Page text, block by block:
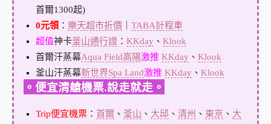
首爾1300起)
0元領： 樂天超市折價
TABA計程車
超值神卡釜山通行證： KKday 、 Klook
首爾汗蒸幕Aqua Field高陽激推 KKday 、 Klook
釜山汗蒸幕新世界Spa Land激推 KKday 、 Klook
。便宜清艙機票.說走就走。
Trip便宜機票： 首爾 、 釜山 、 大邱 、 清州 、 東京 、 大